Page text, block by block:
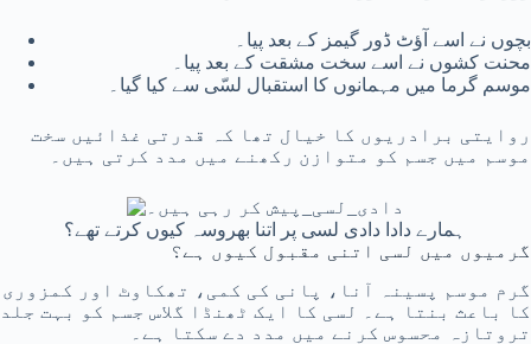
بچوں نے اسے آؤٹ ڈور گیمز کے بعد پیا۔
محنت کشوں نے اسے سخت مشقت کے بعد پیا۔
موسم گرما میں مہمانوں کا استقبال لسّی سے کیا گیا۔
روایتی برادریوں کا خیال تھا کہ قدرتی غذائیں سخت
موسم میں جسم کو متوازن رکھنے میں مدد کرتی ہیں۔
ہمارے دادا دادی لسی پر اتنا بھروسہ کیوں کرتے تھے؟
گرمیوں میں لسی اتنی مقبول کیوں ہے؟
گرم موسم پسینہ آنا، پانی کی کمی، تھکاوٹ اور کمزوری
کا باعث بنتا ہے۔ لسی کا ایک ٹھنڈا گلاس جسم کو بہت جلد
تروتازہ محسوس کرنے میں مدد دے سکتا ہے۔